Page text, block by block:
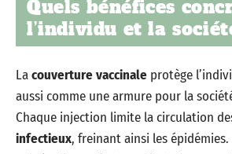
Quels bénéfices
l’individu et la
Lacouverture vaccinale protège
aussi comme une armure pour la
Chaque injection limite la circulation
infectieux, freinant ainsi les épidémies.